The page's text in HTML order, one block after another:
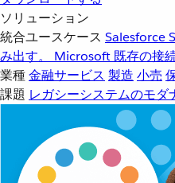
ソリューション
統合ユースケース Salesforce
み出す。
Microsoft 既存の接
業種金融サービス 製造 小売
課題 レガシーシステムのモダ